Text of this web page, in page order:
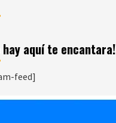
hay aquí te encantara!
feed]